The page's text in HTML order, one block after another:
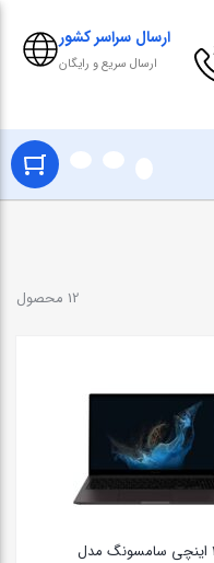
ارسال سراسر کشور
ارسال سریع و رایگان
12 محصول
لپ تاپ 15.6 اینچی سامسونگ مدل